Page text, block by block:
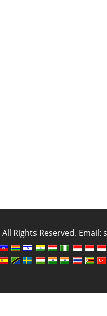
Rights Reserved. Email: